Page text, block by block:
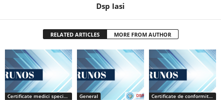
Dsp Iasi
RELATED ARTICLES MORE FROM AUTHOR
Certificate medici specialiști / primari General Certificate de conformitate